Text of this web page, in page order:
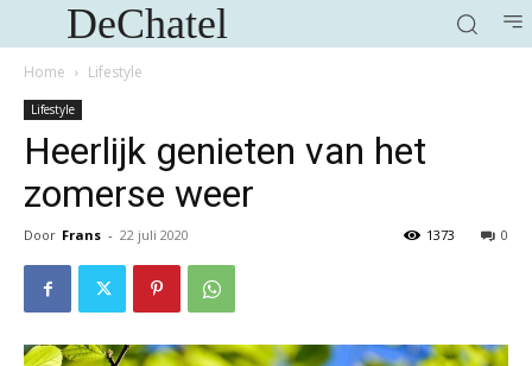
DeChatel
Home Lifestyle
Lifestyle
Heerlijk genieten van het
zomerse weer
Door Frans - 22 juli 2020 0
1373